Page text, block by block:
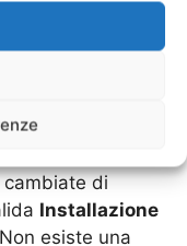
cambiate di
Installazione
esiste una